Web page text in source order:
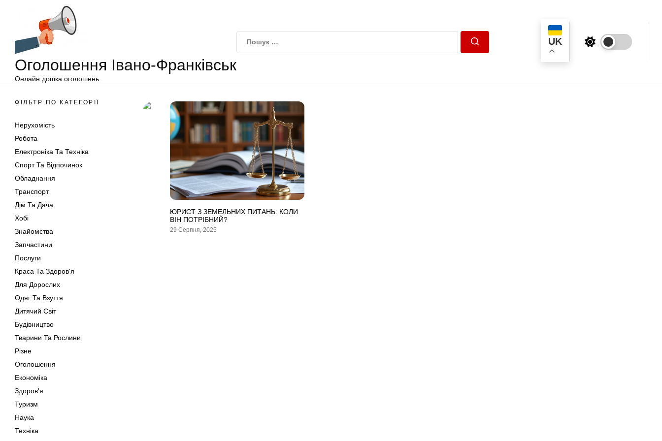
Оголошення Івано-Франківськ
Онлайн дошка оголошень
UK
ФІЛЬТР ПО КАТЕГОРІЇ
Нерухомість
Робота
Електроніка Та Техніка
Спорт Та Відпочинок
Обладнання
Транспорт
Дім Та Дача
Хобі
Знайомства
Запчастини
Послуги
Краса Та Здоров'я
Для Дорослих
Одяг Та Взуття
Дитячий Світ
Будівництво
Тварини Та Рослини
Різне
Оголошення
Економіка
Здоров'я
Туризм
Наука
Техніка
ЮРИСТ З ЗЕМЕЛЬНИХ ПИТАНЬ: КОЛИ
ВІН ПОТРІБНИЙ?
29 Серпня, 2025